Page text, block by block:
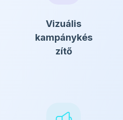
Vizuális
kampánykés
zítő